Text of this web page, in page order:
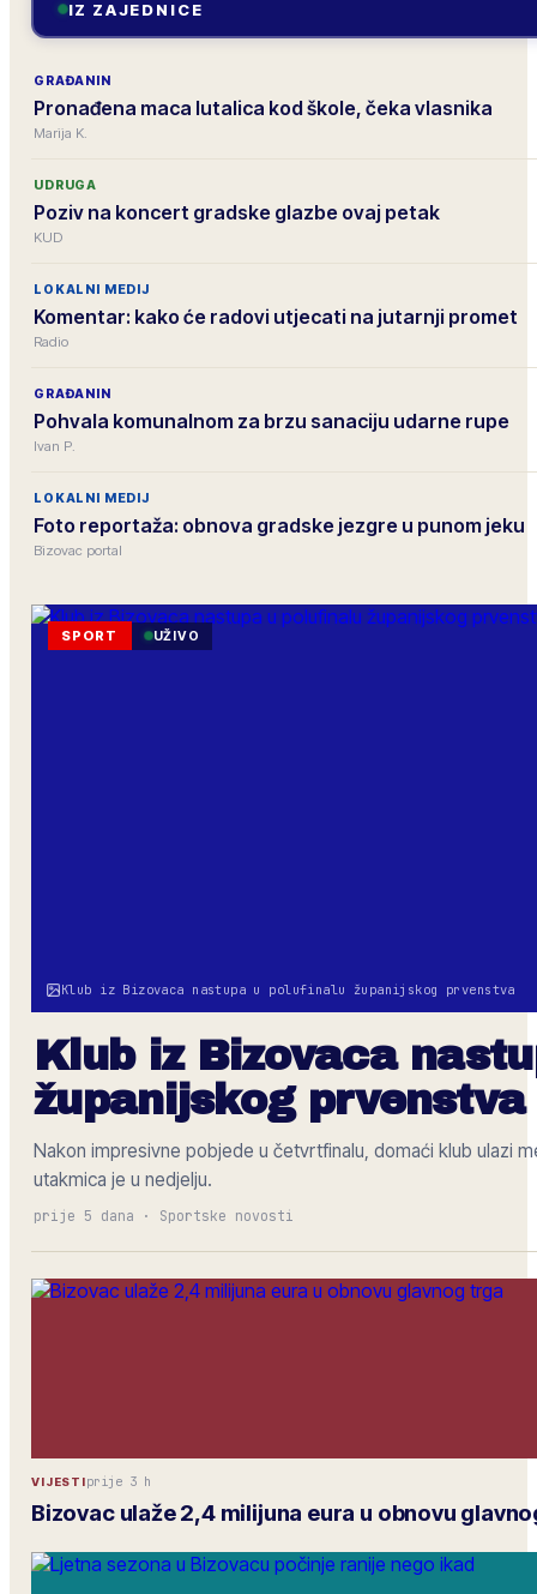
IZ ZAJEDNICE
GRAĐANIN
Pronađena maca lutalica kod škole, čeka vlasnika
Marija K.
UDRUGA
Poziv na koncert gradske glazbe ovaj petak
KUD
LOKALNI MEDIJ
Komentar: kako će radovi utjecati na jutarnji promet
Radio
GRAĐANIN
Pohvala komunalnom za brzu sanaciju udarne rupe
Ivan P.
LOKALNI MEDIJ
Foto reportaža: obnova gradske jezgre u punom jeku
Bizovac portal
Klub iz Bizovaca nastupa u polufinalu županijskog prvenstva
SPORT UŽIVO
Klub iz Bizovaca
županijskog prvenstva
Nakon impresivne pobjede u četvrtfinalu, domaći klub ulazi
utakmica je u nedjelju.
prije 5 dana · Sportske novosti
VIJESTIprije 3 h
Bizovac ulaže 2,4 milijuna eura u obnovu